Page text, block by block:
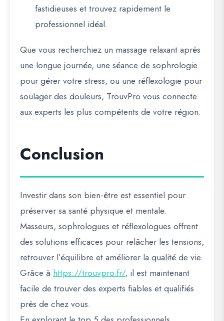
fastidieuses et trouvez rapidement le
professionnel idéal.
Que vous recherchiez un massage relaxant après
une longue journée, une séance de sophrologie
pour gérer votre stress, ou une réflexologie pour
soulager des douleurs, TrouvPro vous connecte
aux experts les plus compétents de votre région.
Conclusion
Investir dans son bien-être est essentiel pour
préserver sa santé physique et mentale.
Masseurs, sophrologues et réflexologues offrent
des solutions efficaces pour relâcher les tensions,
retrouver l’équilibre et améliorer la qualité de vie.
Grâce à https://trouvpro.fr/, il est maintenant
facile de trouver des experts fiables et qualifiés
près de chez vous.